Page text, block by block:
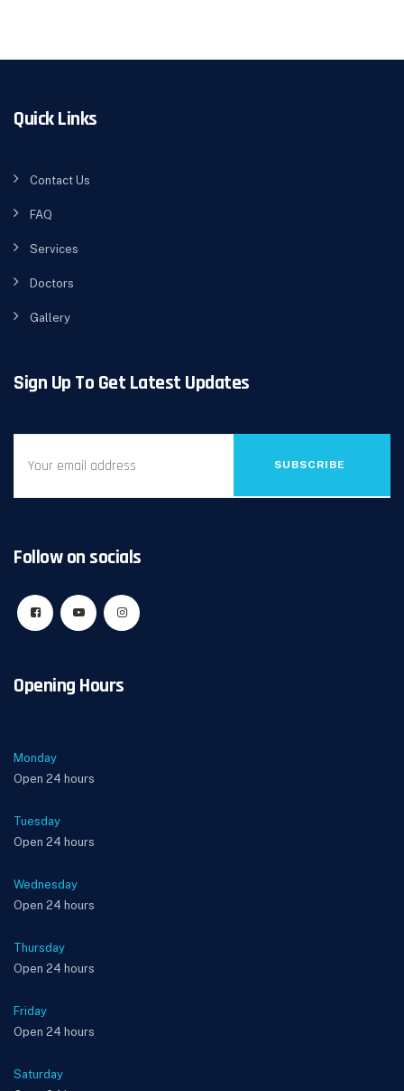
Quick Links
Contact Us
FAQ
Services
Doctors
Gallery
Sign Up To Get Latest Updates
SUBSCRIBE
Follow on socials
Opening Hours
Monday
Open 24 hours
Tuesday
Open 24 hours
Wednesday
Open 24 hours
Thursday
Open 24 hours
Friday
Open 24 hours
Saturday